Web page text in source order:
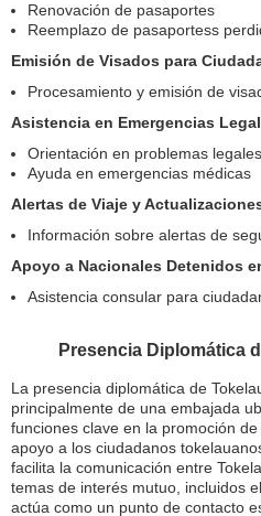
Renovación de pasaportes
Reemplazo de pasaportess
Emisión de Visados para
Procesamiento y emisión de
Asistencia en Emergencias
Orientación en problemas legales
Ayuda en emergencias médicas
Alertas de Viaje y
Información sobre alertas de
Apoyo a Nacionales Detenidos
Asistencia consular para
Presencia Diplomática
La presencia diplomática de
principalmente de una embajada
funciones clave en la promoción
apoyo a los ciudadanos
facilita la comunicación entre
temas de interés mutuo, incluidos
actúa como un punto de contacto